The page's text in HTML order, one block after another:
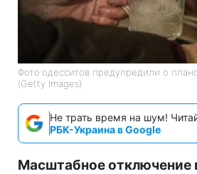
Фото:одесситов предупредили о
(Getty Images)
Не трать время на шум!
РБК-Украина в Google
Масштабное отключение